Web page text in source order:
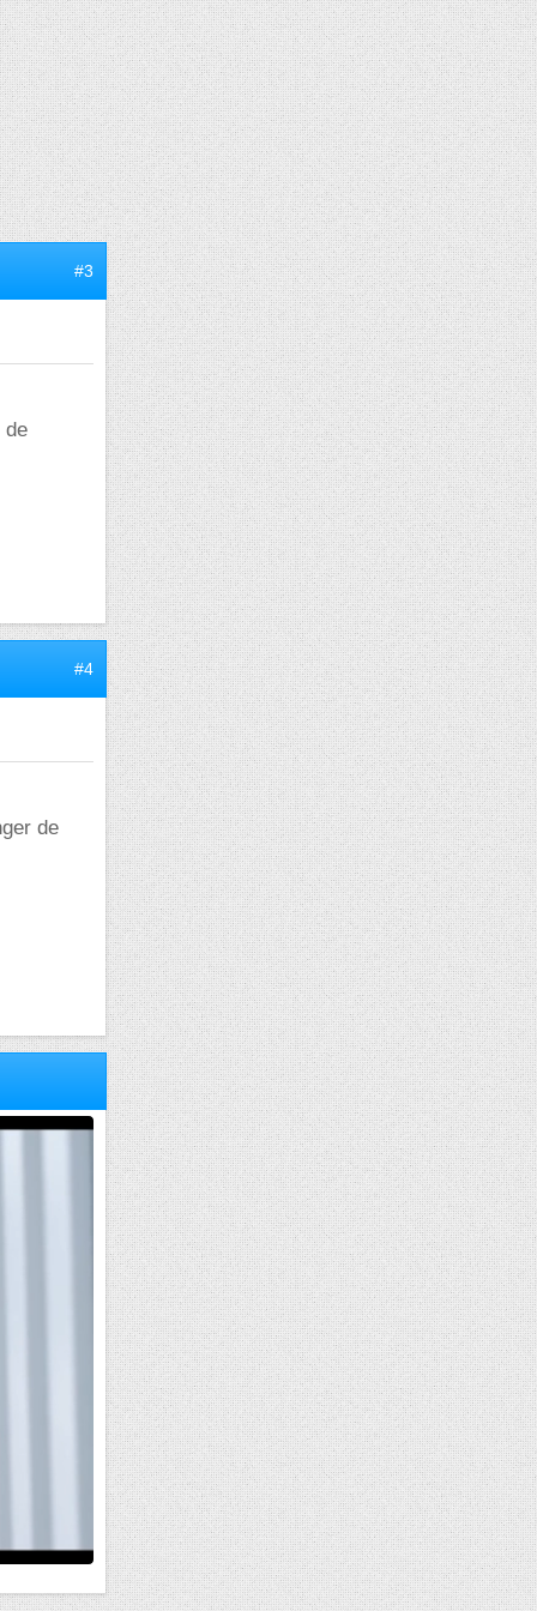
#3
de
#4
de